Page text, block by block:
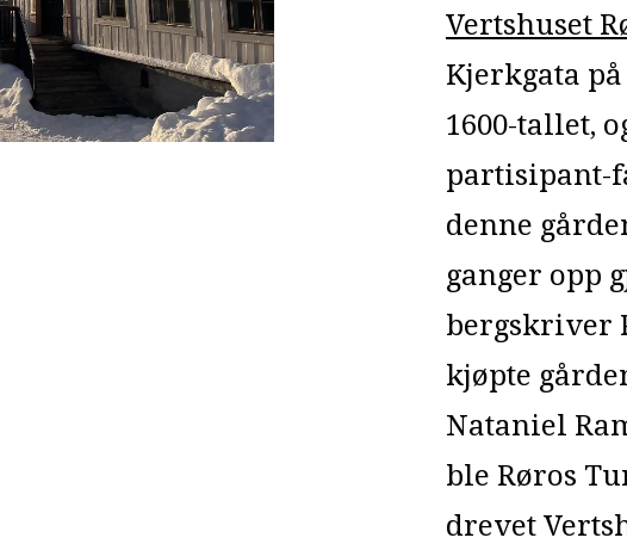
Vertshuset
Kjerkgata
1600-tallet,
partisipant-
denne
ganger opp
bergskriver
kjøpte
Nataniel
ble Røros
drevet